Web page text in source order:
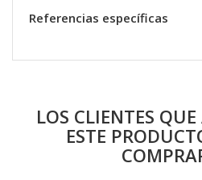
Referencias específicas
LOS CLIENTES
ESTE